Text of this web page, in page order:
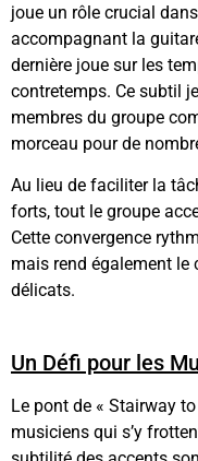
joue un rôle crucial
accompagnant la
dernière joue sur les
contretemps. Ce subtil
membres du groupe
morceau pour de
Au lieu de faciliter la
forts, tout le groupe
Cette convergence
mais rend également
délicats.
Un Défi pour les
Le pont de « Stairway
musiciens qui s’y